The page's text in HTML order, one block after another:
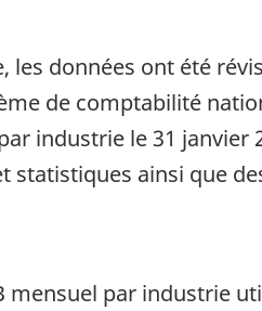
données ont été
de comptabilité
industrie le 31 janvier
statistiques ainsi que
par industrie